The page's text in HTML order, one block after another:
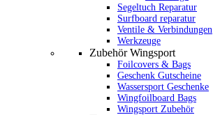
Segeltuch Reparatur
Surfboard reparatur
Ventile & Verbindungen
Werkzeuge
Zubehör Wingsport
Foilcovers & Bags
Geschenk Gutscheine
Wassersport Geschenke
Wingfoilboard Bags
Wingsport Zubehör